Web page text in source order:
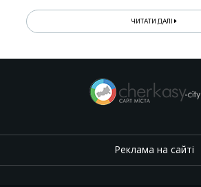
ЧИТАТИ ДАЛІ
Реклама на сайті